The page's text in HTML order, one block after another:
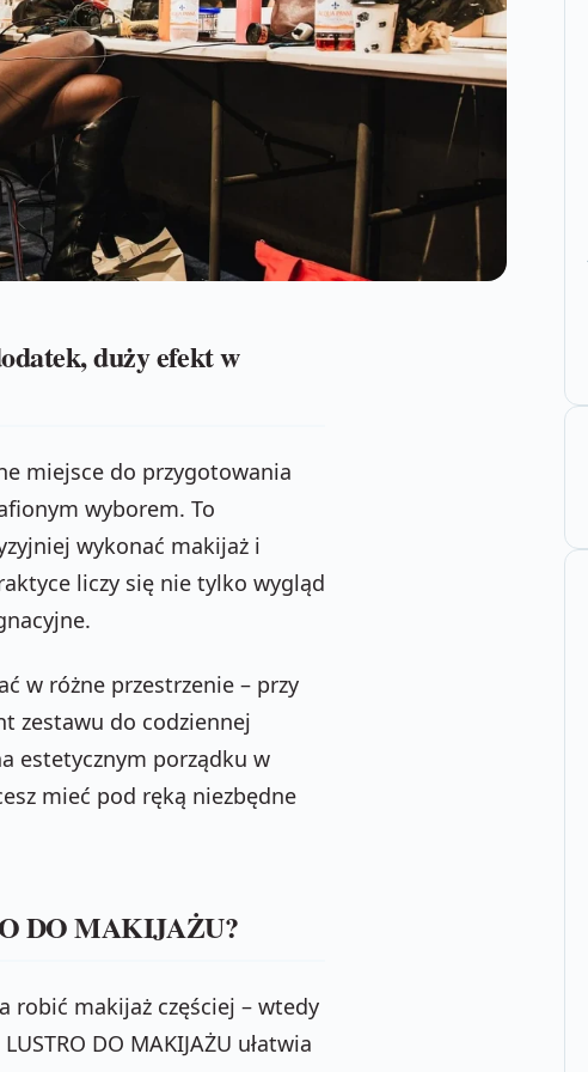
duży efekt w
miejsce do przygotowania
wyborem. To
wykonać makijaż i
liczy się nie tylko wygląd
w różne przestrzenie – przy
zestawu do codziennej
estetycznym porządku w
mieć pod ręką niezbędne
DO MAKIJAŻU?
robić makijaż częściej – wtedy
DO MAKIJAŻU ułatwia